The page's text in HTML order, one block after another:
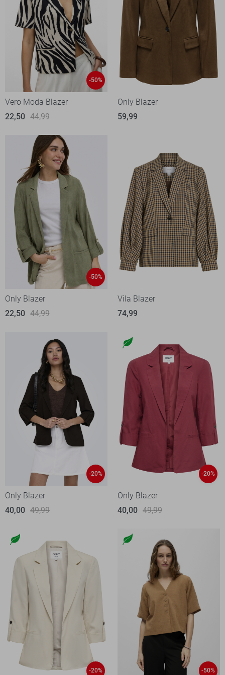
-50%
Vero Moda Blazer
22,50 44,99
Only Blazer
59,99
-50%
Only Blazer
22,50 44,99
Vila Blazer
74,99
-20%
Only Blazer
40,00 49,99
-20%
Only Blazer
40,00 49,99
-20% -50%